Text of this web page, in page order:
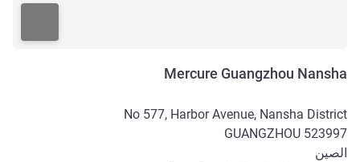
Mercure Guangzhou Nansha
No 577, Harbor Avenue, Nansha District
523997
GUANGZHOU
الصين